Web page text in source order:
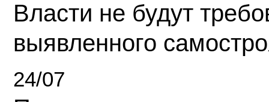
Власти не будут
выявленного
24/07